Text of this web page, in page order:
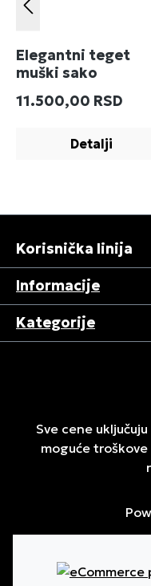
Elegantni teget
muški sako
Redovna cena:
11.500,00 RSD
Detalji
Korisnička linija
Informacije
Kategorije
Sve cene uključuju
moguće